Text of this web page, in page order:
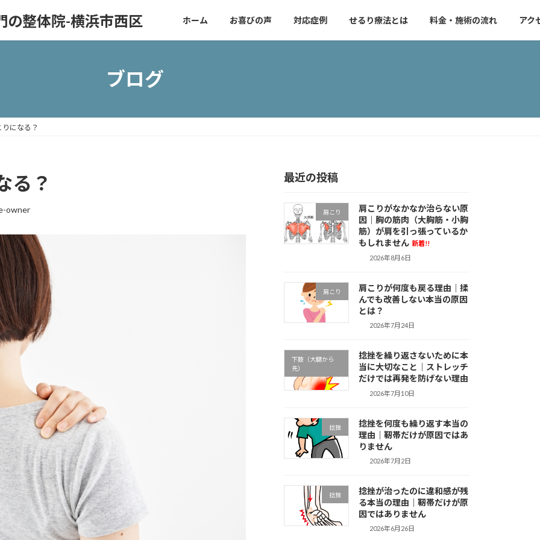
の整体院-横浜市西区 ホーム お喜びの声 対応症例 せるり療法とは 料金・施術の流れ アク
ブログ
になる？
る？
owner
最近の投稿
肩こり
肩こりがなかなか治らない原
因｜胸の筋肉（大胸筋・小胸
筋）が肩を引っ張っているか
もしれません 新着!!
2026年8月6日
肩こり
肩こりが何度も戻る理由｜揉
んでも改善しない本当の原因
とは？
2026年7月24日
下肢（大腿から
先）
捻挫を繰り返さないために本
当に大切なこと｜ストレッチ
だけでは再発を防げない理由
2026年7月10日
捻挫
捻挫を何度も繰り返す本当の
理由｜靭帯だけが原因ではあ
りません
2026年7月2日
捻挫
捻挫が治ったのに違和感が残
る本当の理由｜靭帯だけが原
因ではありません
2026年6月26日